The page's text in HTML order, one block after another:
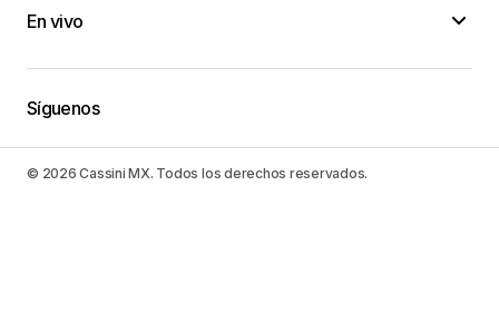
En vivo
Síguenos
© 2026 Cassini MX. Todos los derechos reservados.